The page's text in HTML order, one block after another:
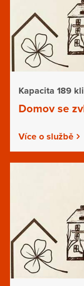
Kapacita 189
Domov se
Více o službě